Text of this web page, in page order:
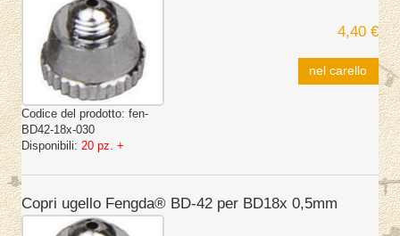
Codice del prodotto: fen-
BD42-18x-030
Disponibili: 20 pz. +
4,40 €
nel carello
Copri ugello Fengda® BD-42 per BD18x 0,5mm